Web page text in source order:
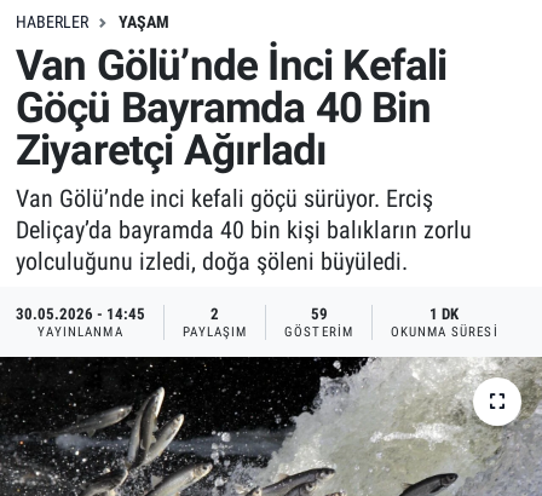
HABERLER YAŞAM
Van Gölü’nde İnci Kefali
Göçü Bayramda 40 Bin
Ziyaretçi Ağırladı
Van Gölü’nde inci kefali göçü sürüyor. Erciş
Deliçay’da bayramda 40 bin kişi balıkların zorlu
yolculuğunu izledi, doğa şöleni büyüledi.
30.05.2026 - 14:45
YAYINLANMA
2
PAYLAŞIM
59
GÖSTERIM
1 DK
OKUNMA SÜRESI